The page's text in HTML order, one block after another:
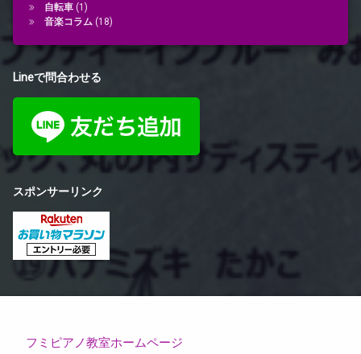
自転車(1)
音楽コラム (18)
Lineで問合わせる
スポンサーリンク
フミピアノ教室ホームページ